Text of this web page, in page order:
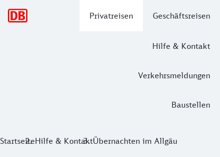
Privatreisen Geschäftsreisen
Hilfe & Kontakt
Verkehrsmeldungen
Baustellen
StartseiteHilfe & KontaktÜbernachten im Allgäu